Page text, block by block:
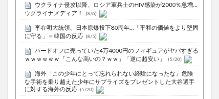
ウクライナ侵攻以降、ロシア軍兵士のHIV感染が2000％急増…
ウクライナメディア！
(8/6)
李在明大統領、日本原爆投下80周年…「平和の価値をより堅固
に守る」＝韓国の反応 (8/5)
ハードオフに売っていた4万4000円のフィギュアがヤバすぎる
ｗｗｗｗｗｗ「こんな高いの？ｗｗ」「逆に超安い」
(5/20)
海外「この少年にとって忘れられない経験になったな」危険
な手術を乗り越えた少年にサプライズをプレゼントした大谷選手
に対する海外の反応 (5/20)